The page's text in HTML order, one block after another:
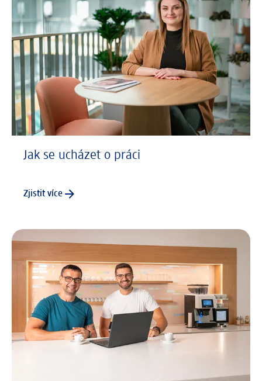
Jak se ucházet o práci
Zjistit více